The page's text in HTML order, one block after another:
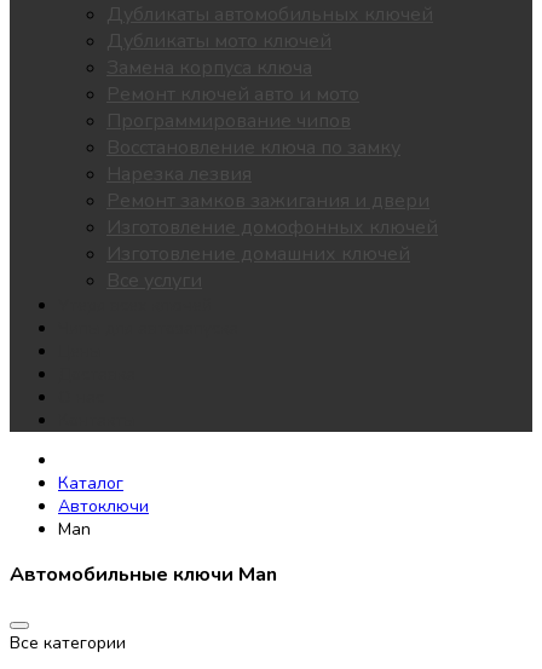
Дубликаты автомобильных ключей
Дубликаты мото ключей
Замена корпуса ключа
Ремонт ключей авто и мото
Программирование чипов
Восстановление ключа по замку
Нарезка лезвия
Ремонт замков зажигания и двери
Изготовление домофонных ключей
Изготовление домашних ключей
Все услуги
Каталог
Автоключи
Man
Автомобильные ключи Man
Все категории